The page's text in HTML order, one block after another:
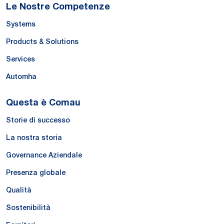
Le Nostre Competenze
Systems
Products & Solutions
Services
Automha
Questa è Comau
Storie di successo
La nostra storia
Governance Aziendale
Presenza globale
Qualità
Sostenibilità